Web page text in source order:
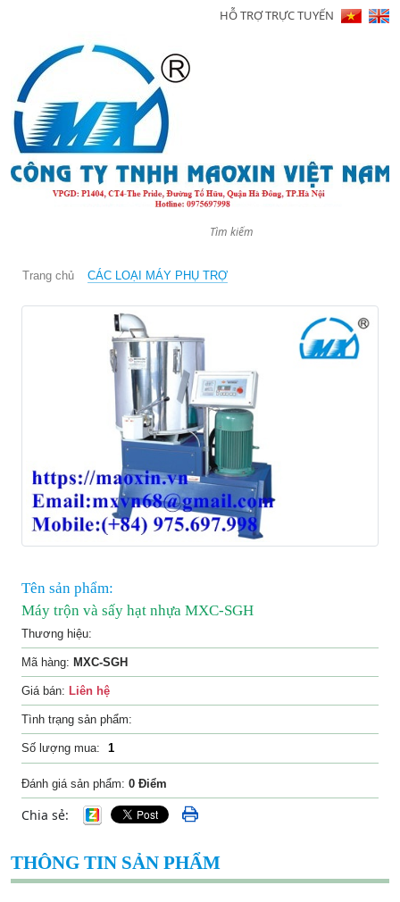
HỖ TRỢ TRỰC TUYẾN
Giới
thiệu
Sản
Trang chủ CÁC LOẠI MÁY PHỤ TRỢ
Tên sản phẩm:
Máy trộn và sấy hạt nhựa MXC-SGH
Thương hiệu:
Mã hàng: MXC-SGH
Giá bán: Liên hệ
Tình trạng sản phẩm:
Số lượng mua:
Đánh giá sản phẩm: 0 Điểm
Chia sẻ:
THÔNG TIN SẢN PHẨM